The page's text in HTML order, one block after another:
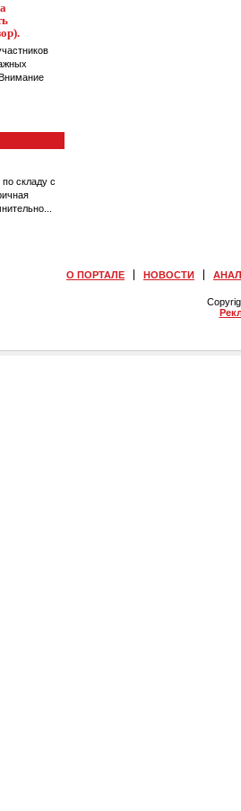
складу с
О ПОРТАЛЕ НОВОСТИ